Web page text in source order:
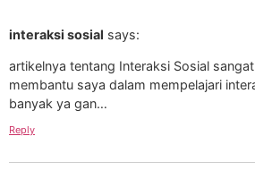
interaksi sosial says:
artikelnya tentang Interaksi Sosial
membantu saya dalam mempelajari
banyak ya gan…
Reply